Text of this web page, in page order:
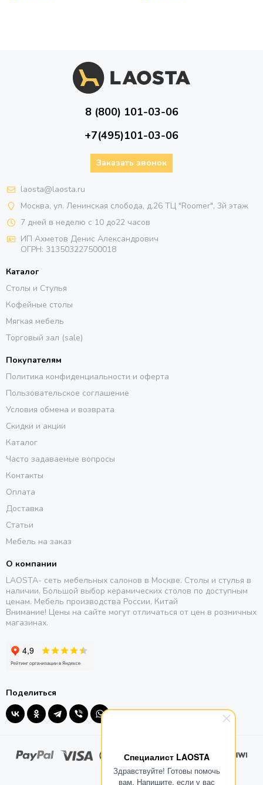
Специалист LAOSTA
Здравствуйте! Готовы помочь
вам. Напишите, если у вас
8 (800) 101-03-06
+7(495)101-03-06
Заказать звонок
laosta@laosta.ru
Москва, ул. Ленинская слобода, д.26 ТЦ "Roomer", 3й этаж
7 дней в неделю с 10 до22 часов
ИП Ахметов Денис Александрович
ОГРН: 313503227500018
Каталог
Столы и Стулья
Кофейные столы
Мягкая мебель
Торговый зал (sale)
Покупателям
Политика конфиденциальности и оферта
Пользовательское соглашение
Условия обмена и возврата
Скидки и акции
Каталог
Часто задаваемые вопросы
Контакты
Оплата
Доставка
Статьи
Мебель на заказ
О компании
LAOSTA- сеть мебельных салонов в Москве. Столы и стулья в
наличии. Большой выбор керамических столов по доступным
ценам. Мебель производства России, Китай
Внимание! Цены на сайте могут отличаться от цен в розничных
магазинах.
Поделиться